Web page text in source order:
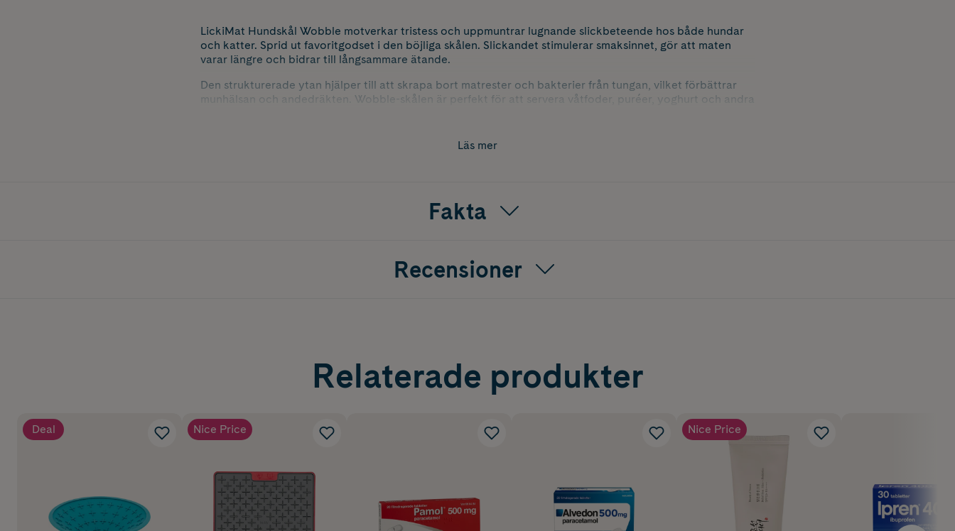
LickiMat Hundskål Wobble motverkar tristess och uppmuntrar lugnande slickbeteende hos både hundar
och katter. Sprid ut favoritgodset i den böjliga skålen. Slickandet stimulerar smaksinnet, gör att maten
varar längre och bidrar till långsammare ätande.
Den strukturerade ytan hjälper till att skrapa bort matrester och bakterier från tungan, vilket förbättrar
munhälsan och andedräkten. Wobble-skålen är perfekt för att servera våtfoder, puréer, yoghurt och andra
Denna matskål är ett roligt alternativ till vanliga matskålar.
Läs mer
Fakta
Recensioner
Relaterade produkter
Deal Nice Price Nice Price